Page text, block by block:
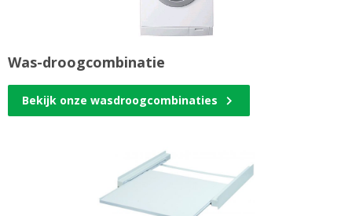
Was-droogcombinatie
Bekijk onze wasdroogcombinaties